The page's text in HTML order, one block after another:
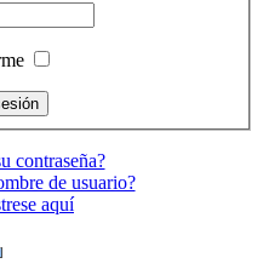
contraseña?
de usuario?
aquí